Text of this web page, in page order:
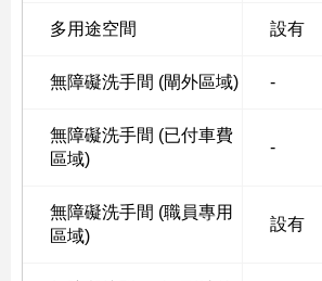
多用途空間 設有
無障礙洗手間 (閘外區域) -
無障礙洗手間 (已付車費
區域)
-
無障礙洗手間 (職員專用
區域)
設有